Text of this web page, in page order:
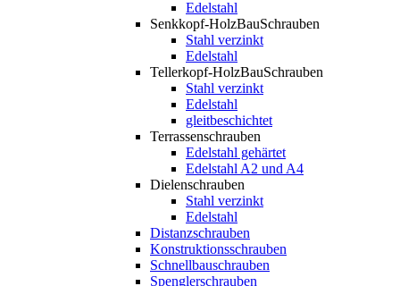
Edelstahl
Senkkopf-HolzBauSchrauben
Stahl verzinkt
Edelstahl
Tellerkopf-HolzBauSchrauben
Stahl verzinkt
Edelstahl
gleitbeschichtet
Terrassenschrauben
Edelstahl gehärtet
Edelstahl A2 und A4
Dielenschrauben
Stahl verzinkt
Edelstahl
Distanzschrauben
Konstruktionsschrauben
Schnellbauschrauben
Spenglerschrauben